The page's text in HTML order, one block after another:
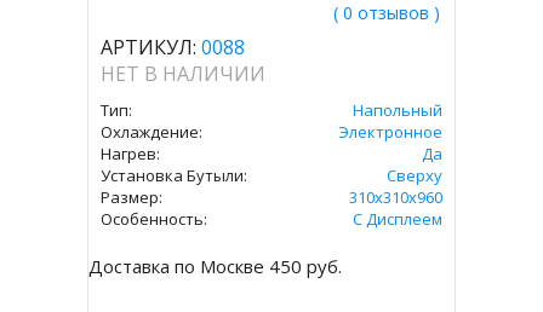
( 0 отзывов )
АРТИКУЛ: 0088
НЕТ В НАЛИЧИИ
Тип:
Напольный
Охлаждение:
Электронное
Нагрев:
Да
Установка Бутыли:
Сверху
Размер:
310х310х960
Особенность:
С Дисплеем
Доставка по Москве 450 руб.